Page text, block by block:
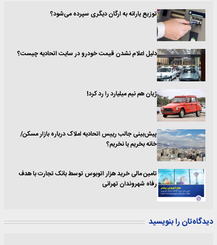
توزیع یارانه به ارگان دیگری سپرده می‌شود؟
دلیل اعلام نشدن قیمت‌ خودرو در سایت اتحادیه چیست؟
ژیان هم نیم میلیارد را رد کرد!
پیش‌بینی جالب رییس اتحادیه املاک درباره بازار مسکن/
خانه بخریم یا نخریم؟
تامین مالی خرید هزار اتوبوس توسط بانک تجارت با هدف
رفاه شهروندان تهرانی
دیدگاه‌تان را بنویسید